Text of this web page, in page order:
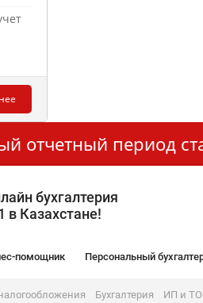
отчетный период
бухгалтерия
в Казахстане!
помощник Персональный
Бухгалтерия ИП и